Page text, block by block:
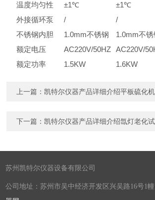
温度均匀性
±1℃ ±1℃
外接循环泵
/ /
不锈钢内胆
1.0mm不锈钢 1.0mm不锈
额定电压
AC220V/50HZ AC220V/
额定功率
1.5KW 1.6KW
上一篇：凯特尔仪器产品详细介绍平板硫化
下一篇：凯特尔仪器产品详细介绍氙灯老化
苏州凯特尔仪器设备有限公司
公司地址：苏州市吴中经济开发区兴吴路16号1